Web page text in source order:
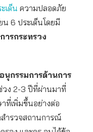
เด็น ความปลอดภัย
น 6 ประเด็นโดยมี
ารกระทรวง
กรรมการด้านการ
วง 2-3 ปีที่ผ่านมาที่
ที่เพิ่มขึ้นอย่างต่อ
สำรวจสถานการณ์